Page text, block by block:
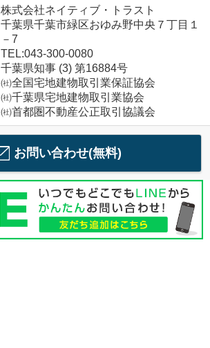
株式会社ネイティブ・トラスト
千葉県千葉市緑区おゆみ野中央７丁目１
－7
TEL:043-300-0080
千葉県知事 (3) 第16884号
㈳全国宅地建物取引業保証協会
㈳千葉県宅地建物取引業協会
㈳首都圏不動産公正取引協議会
お問い合わせ(無料)